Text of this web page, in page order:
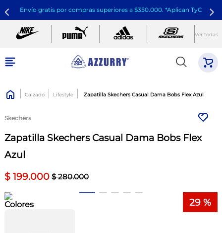
Envío gratis por compras superiores a $350.000. *Aplican TyC
Ver todas
Calzado Lifestyle Zapatilla Skechers Casual Dama Bobs Flex Azul
Skechers
Zapatilla Skechers Casual Dama Bobs Flex
Azul
$ 199.000 $ 280.000
29 %
Colores